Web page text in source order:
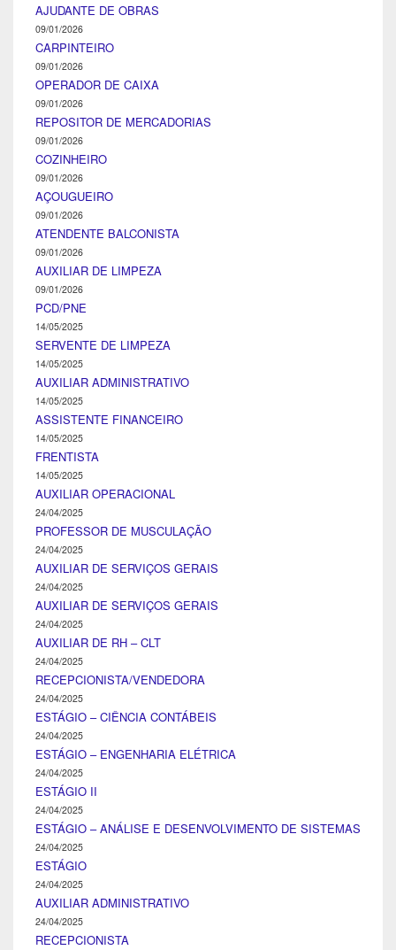
AJUDANTE DE OBRAS
09/01/2026
CARPINTEIRO
09/01/2026
OPERADOR DE CAIXA
09/01/2026
REPOSITOR DE MERCADORIAS
09/01/2026
COZINHEIRO
09/01/2026
AÇOUGUEIRO
09/01/2026
ATENDENTE BALCONISTA
09/01/2026
AUXILIAR DE LIMPEZA
09/01/2026
PCD/PNE
14/05/2025
SERVENTE DE LIMPEZA
14/05/2025
AUXILIAR ADMINISTRATIVO
14/05/2025
ASSISTENTE FINANCEIRO
14/05/2025
FRENTISTA
14/05/2025
AUXILIAR OPERACIONAL
24/04/2025
PROFESSOR DE MUSCULAÇÃO
24/04/2025
AUXILIAR DE SERVIÇOS GERAIS
24/04/2025
AUXILIAR DE SERVIÇOS GERAIS
24/04/2025
AUXILIAR DE RH – CLT
24/04/2025
RECEPCIONISTA/VENDEDORA
24/04/2025
ESTÁGIO – CIÊNCIA CONTÁBEIS
24/04/2025
ESTÁGIO – ENGENHARIA ELÉTRICA
24/04/2025
ESTÁGIO II
24/04/2025
ESTÁGIO – ANÁLISE E DESENVOLVIMENTO DE SISTEMAS
24/04/2025
ESTÁGIO
24/04/2025
AUXILIAR ADMINISTRATIVO
24/04/2025
RECEPCIONISTA